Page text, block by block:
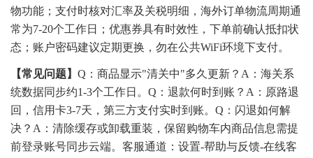
物功能；支付时核对汇率及关税明细，海外订单物流周期通
常为7-20个工作日；优惠券具有时效性，下单前确认抵扣状
态；账户密码建议定期更换，勿在公共WiFi环境下支付。
【常见问题】 Q：商品显示"清关中"多久更新？A：海关系
统数据同步约1-3个工作日。Q：退款何时到账？A：原路退
回，信用卡3-7天，第三方支付实时到账。Q：闪退如何解
决？A：清除缓存或卸载重装，保留购物车内商品信息需提
前登录账号同步云端。客服通道：设置-帮助与反馈-在线客